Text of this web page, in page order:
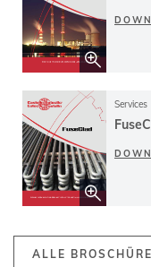
ALLE
Services